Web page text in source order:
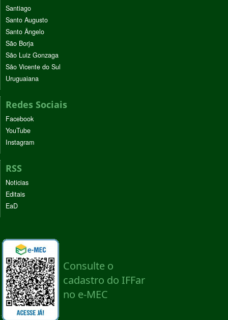
Santiago
Santo Augusto
Santo Ângelo
São Borja
São Luiz Gonzaga
São Vicente do Sul
Uruguaiana
Redes Sociais
Facebook
YouTube
Instagram
RSS
Noticias
Editais
EaD